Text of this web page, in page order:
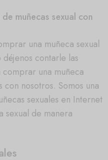
muñecas sexual con
una muñeca sexual
contarle las
una muñeca
con nosotros. Somos una
sexuales en Internet
sexual de manera